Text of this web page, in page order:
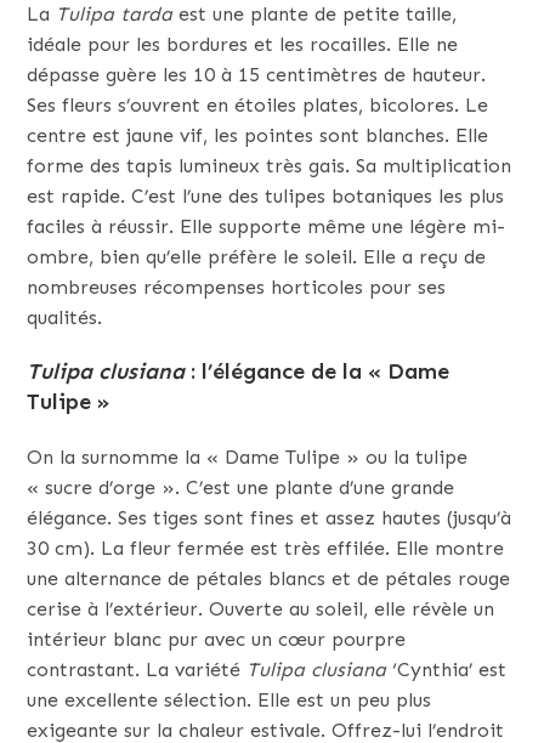
La Tulipa tardaest une plante de petite taille,
idéale pour les bordures et les rocailles. Elle ne
dépasse guère les 10 à 15 centimètres de hauteur.
Ses fleurs s’ouvrent en étoiles plates, bicolores. Le
centre est jaune vif, les pointes sont blanches. Elle
forme des tapis lumineux très gais. Sa multiplication
est rapide. C’est l’une des tulipes botaniques les plus
faciles à réussir. Elle supporte même une légère mi-
ombre, bien qu’elle préfère le soleil. Elle a reçu de
nombreuses récompenses horticoles pour ses
qualités.
Tulipa clusiana: l’élégance de la « Dame
Tulipe »
On la surnomme la « Dame Tulipe » ou la tulipe
« sucre d’orge ». C’est une plante d’une grande
élégance. Ses tiges sont fines et assez hautes (jusqu’à
30 cm). La fleur fermée est très effilée. Elle montre
une alternance de pétales blancs et de pétales rouge
cerise à l’extérieur. Ouverte au soleil, elle révèle un
intérieur blanc pur avec un cœur pourpre
contrastant. La variété Tulipa clusiana‘Cynthia’ est
une excellente sélection. Elle est un peu plus
exigeante sur la chaleur estivale. Offrez-lui l’endroit